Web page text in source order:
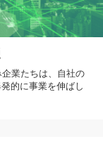
業たちは、自社の
的に事業を伸ばし